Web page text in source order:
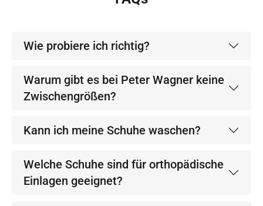
Wie probiere ich richtig?
Warum gibt es bei Peter Wagner keine
Zwischengrößen?
Kann ich meine Schuhe waschen?
Welche Schuhe sind für orthopädische
Einlagen geeignet?